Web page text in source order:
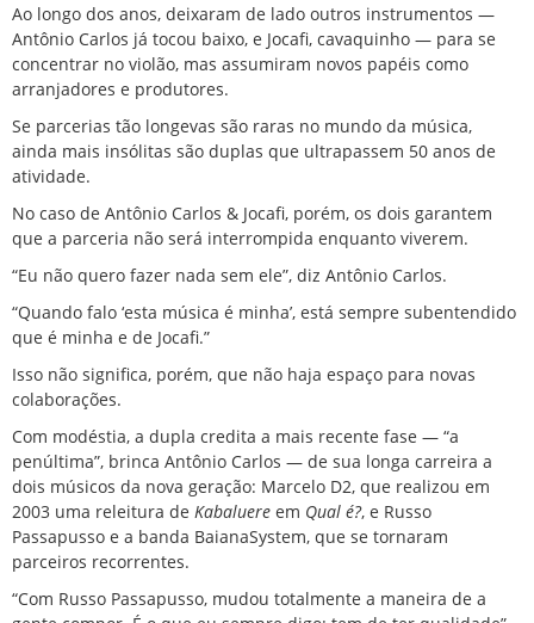
Ao longo dos anos, deixaram de lado outros instrumentos —
Antônio Carlos já tocou baixo, e Jocafi, cavaquinho — para se
concentrar no violão, mas assumiram novos papéis como
arranjadores e produtores.
Se parcerias tão longevas são raras no mundo da música,
ainda mais insólitas são duplas que ultrapassem 50 anos de
atividade.
No caso de Antônio Carlos & Jocafi, porém, os dois garantem
que a parceria não será interrompida enquanto viverem.
“Eu não quero fazer nada sem ele”, diz Antônio Carlos.
“Quando falo ‘esta música é minha’, está sempre subentendido
que é minha e de Jocafi.”
Isso não significa, porém, que não haja espaço para novas
colaborações.
Com modéstia, a dupla credita a mais recente fase — “a
penúltima”, brinca Antônio Carlos — de sua longa carreira a
dois músicos da nova geração: Marcelo D2, que realizou em
2003 uma releitura de Kabaluere em Qual é?, e Russo
Passapusso e a banda BaianaSystem, que se tornaram
parceiros recorrentes.
“Com Russo Passapusso, mudou totalmente a maneira de a